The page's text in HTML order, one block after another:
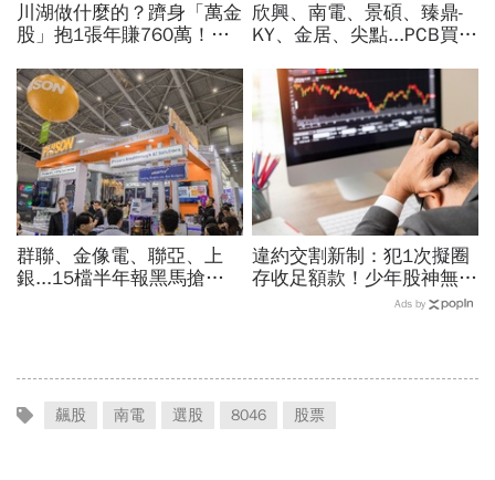
川湖做什麼的？躋身「萬金
股」抱1張年賺760萬！傳
根鐵憑什麼賣這麼貴」？
欣興、南電、景碩、臻鼎-
KY、金居、尖點...PCB買誰
11月末升段首選，V轉反彈
最快
群聯、金像電、聯亞、上
銀...15檔半年報黑馬搶先
違約交割新制：犯1次擬圈
存收足額款！少年股神無本
當沖翻車、前7月飆百億…
Ads by
飆股 南電 選股 8046 股票